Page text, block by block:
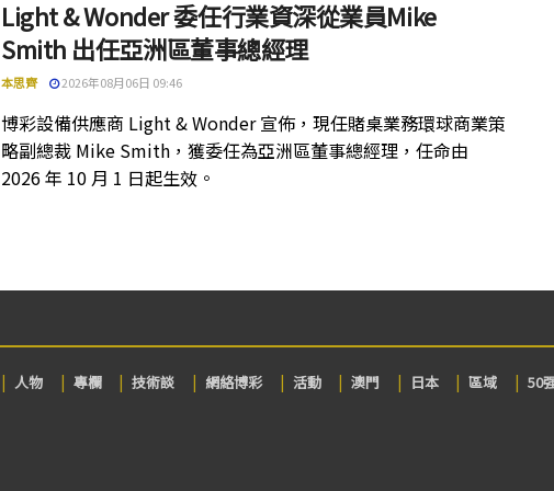
Light & Wonder 委任行業資深從業員Mike
Smith 出任亞洲區董事總經理
本思齊 2026年08月06日 09:46
博彩設備供應商 Light & Wonder 宣佈，現任賭桌業務環球商業策
略副總裁 Mike Smith，獲委任為亞洲區董事總經理，任命由
2026 年 10 月 1 日起生效。
人物 專欄 技術談 網絡博彩 活動 澳門 日本 區域 50